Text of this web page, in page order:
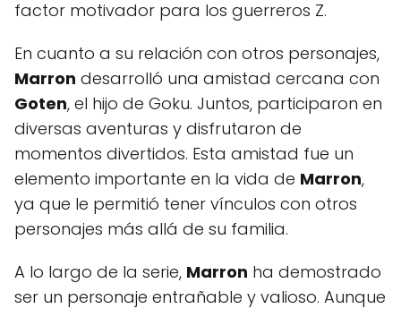
factor motivador para los guerreros Z.
En cuanto a su relación con otros personajes,
Marron desarrolló una amistad cercana con
Goten, el hijo de Goku. Juntos, participaron en
diversas aventuras y disfrutaron de
momentos divertidos. Esta amistad fue un
elemento importante en la vida de Marron,
ya que le permitió tener vínculos con otros
personajes más allá de su familia.
A lo largo de la serie, Marron ha demostrado
ser un personaje entrañable y valioso. Aunque